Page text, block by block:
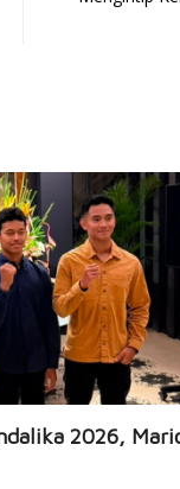
2026,